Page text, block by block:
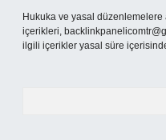
Hukuka ve yasal düzenlemelere
içerikleri,
ilgili içerikler yasal süre